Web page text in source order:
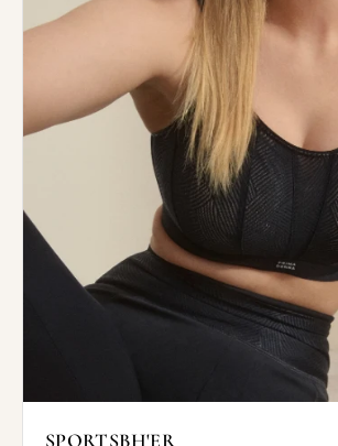
Med en plunge-bh får du flot
samtidig med at brystet får et
rundet look – uden at gå på
støtte og komfort.
Plunge-bh’er er ideelle til
eller bluser med V-udskæring,
ønsker, at bh’en forbliver
usynlig. De giver dig frihed til
eksperimentere med mere
elegante outfits, samtidig med
bevarer komforten hele dagen.
SPORTSBH'ER